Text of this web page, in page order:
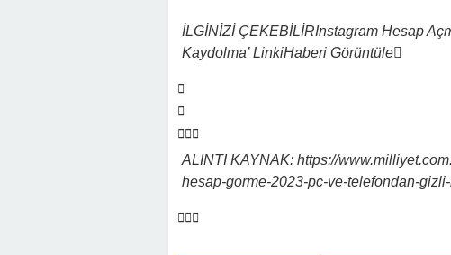
İLGİNİZİ ÇEKEBİLİRInstagram Hesap
Kaydolma’ LinkiHaberi Görüntüle
ALINTI KAYNAK: https://
hesap-gorme-2023-pc-ve-telefondan-